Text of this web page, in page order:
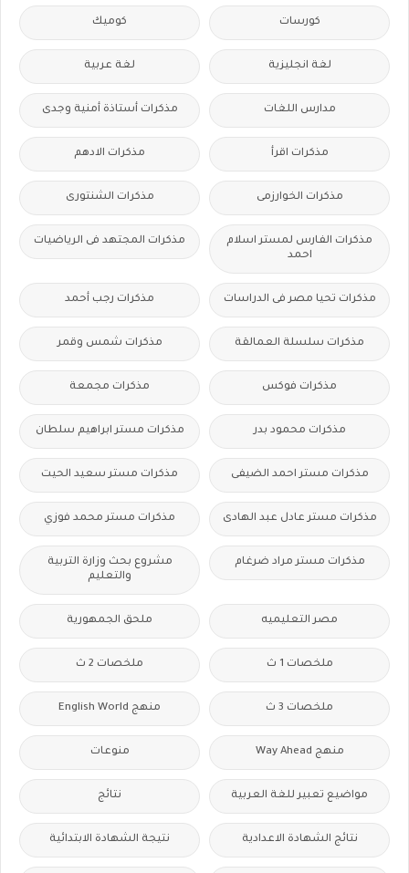
كورسات كوميك
لغة انجليزية لغة عربية
مدارس اللغات مذكرات أستاذة أمنية وجدى
مذكرات اقرأ مذكرات الادهم
مذكرات الخوارزمى مذكرات الشنتورى
مذكرات الفارس لمستر اسلام
احمد
مذكرات المجتهد فى الرياضيات
مذكرات تحيا مصر فى الدراسات مذكرات رجب أحمد
مذكرات سلسلة العمالقة مذكرات شمس وقمر
مذكرات فوكس مذكرات مجمعة
مذكرات محمود بدر مذكرات مستر ابراهيم سلطان
مذكرات مستر احمد الضيفى مذكرات مستر سعيد الحيت
مذكرات مستر عادل عبد الهادى مذكرات مستر محمد فوزي
مذكرات مستر مراد ضرغام
مشروع بحث وزارة التربية
والتعليم
مصر التعليميه ملحق الجمهورية
ملخصات 1 ث ملخصات 2 ث
ملخصات 3 ث منهج English World
منهج Way Ahead منوعات
مواضيع تعبير للغة العربية نتائج
نتائج الشهادة الاعدادية نتيجة الشهادة الابتدائية